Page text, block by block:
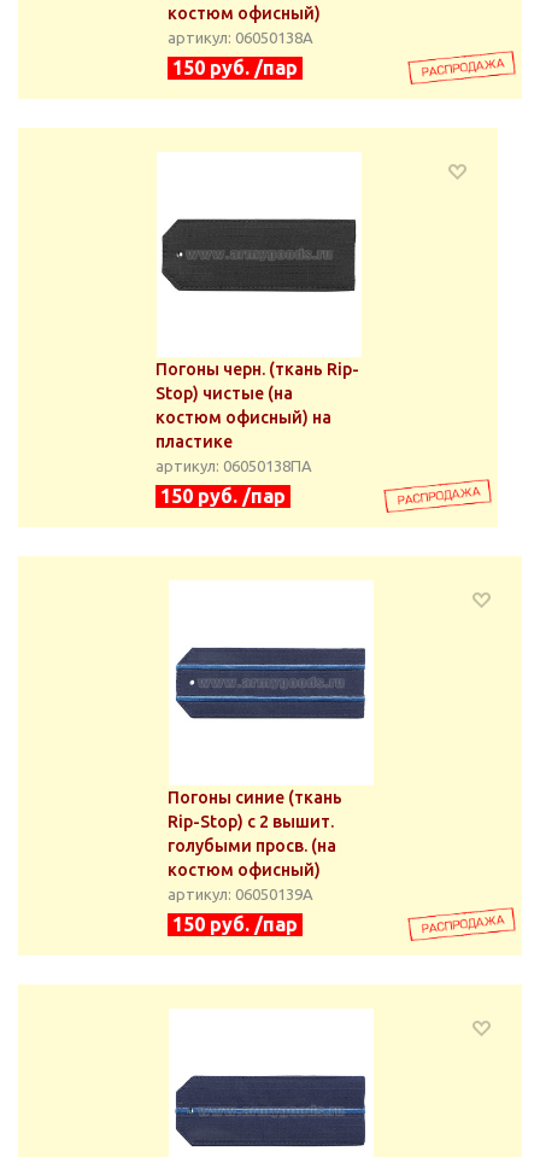
костюм офисный)
артикул: 06050138А
150 руб. /пар
Погоны черн. (ткань Rip-
Stop) чистые (на
костюм офисный) на
пластике
артикул: 06050138ПА
150 руб. /пар
Погоны синие (ткань
Rip-Stop) с 2 вышит.
голубыми просв. (на
костюм офисный)
артикул: 06050139А
150 руб. /пар